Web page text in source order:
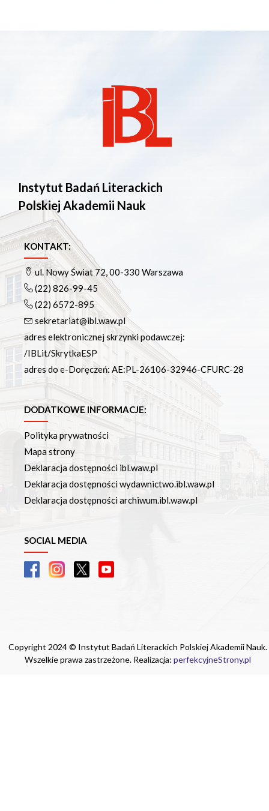
Instytut Badań Literackich
Polskiej Akademii Nauk
KONTAKT:
ul. Nowy Świat 72, 00-330 Warszawa
(22) 826-99-45
(22) 6572-895
sekretariat@ibl.waw.pl
adres elektronicznej skrzynki podawczej:
/IBLit/SkrytkaESP
adres do e-Doręczeń: AE:PL-26106-32946-CFURC-28
DODATKOWE INFORMACJE:
Polityka prywatności
Mapa strony
Deklaracja dostępności ibl.waw.pl
Deklaracja dostępności wydawnictwo.ibl.waw.pl
Deklaracja dostępności archiwum.ibl.waw.pl
SOCIAL MEDIA
Copyright 2024 © Instytut Badań Literackich Polskiej Akademii Nauk.
Wszelkie prawa zastrzeżone. Realizacja: perfekcyjneStrony.pl